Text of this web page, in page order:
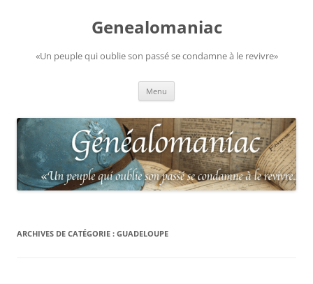
Genealomaniac
«Un peuple qui oublie son passé se condamne à le revivre»
Menu
ARCHIVES DE CATÉGORIE : GUADELOUPE